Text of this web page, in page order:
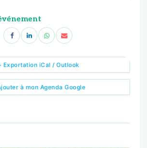
à mon Agenda Google
Exportation iCal / Outlook